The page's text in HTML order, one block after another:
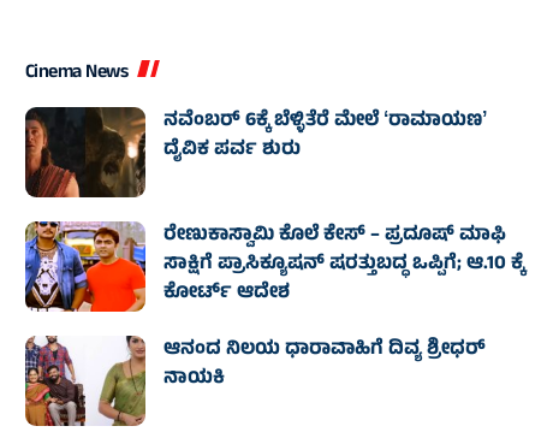
Cinema News
ನವೆಂಬರ್ 6ಕ್ಕೆ ಬೆಳ್ಳಿತೆರೆ ಮೇಲೆ ʻರಾಮಾಯಣʼ
ದೈವಿಕ ಪರ್ವ ಶುರು
ರೇಣುಕಾಸ್ವಾಮಿ ಕೊಲೆ ಕೇಸ್‌ – ಪ್ರದೂಷ್‌ ಮಾಫಿ
ಸಾಕ್ಷಿಗೆ ಪ್ರಾಸಿಕ್ಯೂಷನ್ ಷರತ್ತುಬದ್ಧ ಒಪ್ಪಿಗೆ; ಆ.10 ಕ್ಕೆ
ಕೋರ್ಟ್ ಆದೇಶ
ಆನಂದ ನಿಲಯ ಧಾರಾವಾಹಿಗೆ ದಿವ್ಯ ಶ್ರೀಧರ್
ನಾಯಕಿ